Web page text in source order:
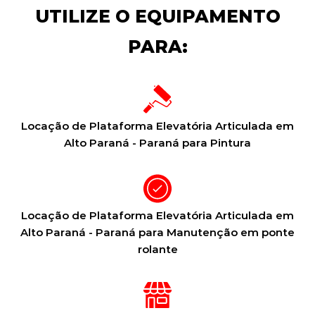
UTILIZE O EQUIPAMENTO
PARA:
Locação de Plataforma Elevatória Articulada em
Alto Paraná - Paraná para Pintura
Locação de Plataforma Elevatória Articulada em
Alto Paraná - Paraná para Manutenção em ponte
rolante